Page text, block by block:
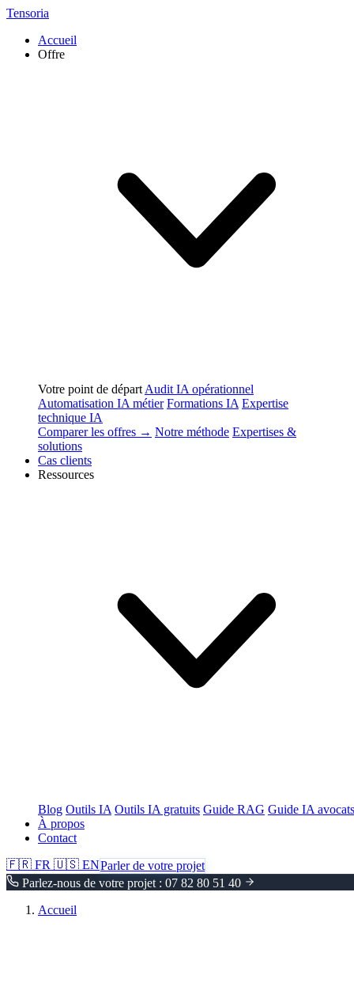
Tensoria
Accueil
Offre
Votre point de départ Audit IA opérationnel
Automatisation IA métier Formations IA Expertise
technique IA
Comparer les offres → Notre méthode Expertises &
solutions
Cas clients
Ressources
Blog Outils IA Outils IA gratuits Guide RAG Guide IA avocats
À propos
Contact
🇫🇷 FR 🇺🇸 ENParler de votre projet
Parlez-nous de votre projet : 07 82 80 51 40
Accueil